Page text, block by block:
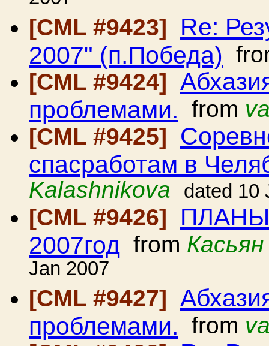
[CML #9423]
Re:
2007" (п.Победа)
[CML #9424]
проблемами. from
[CML #9425]
спасработам в
Kalashnikova
dated 10
[CML #9426]
2007год from
Jan 2007
[CML #9427]
проблемами. from